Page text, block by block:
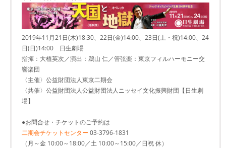
2019年11月21日(木)18:30、22日(金)14:00、23日(土・祝)14:00、24
日(日)14:00 日生劇場
指揮：大植英次／演出：鵜山 仁／管弦楽：東京フィルハーモニー交
響楽団
〈主催〉公益財団法人東京二期会
〈共催〉公益財団法人公益財団法人ニッセイ文化振興財団【日生劇
場】
●お問合せ・チケットのご予約は
二期会チケットセンター 03-3796-1831
（月～金 10:00～18:00／土 10:00～15:00／日祝 休）